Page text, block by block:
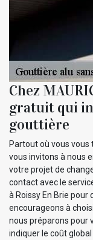
Chez
gratuit qui
gouttière
Partout où vous
vous invitons à nous
votre projet de
contact avec le
à Roissy En Brie pour
encourageons à
nous préparons pour
indiquer le coût